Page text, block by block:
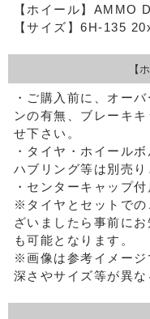
【ホイール】AMMO
【サイズ】6H-135
【
・ご購入前に、オー
ンの有無、ブレーキ
せ下さい。
・タイヤ・ホイール
ハブリング等は別売り
・センターキャップ付
※タイヤとセットでの
ざいましたら事前に
も可能となります。
※画像は参考イメージ
深さやサイズ等が異な